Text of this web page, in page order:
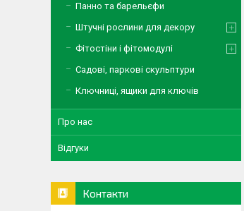
Панно та барельєфи
Штучні рослини для декору
Фітостіни і фітомодулі
Садові, паркові скульптури
Ключниці, ящики для ключів
Про нас
Відгуки
Контакти